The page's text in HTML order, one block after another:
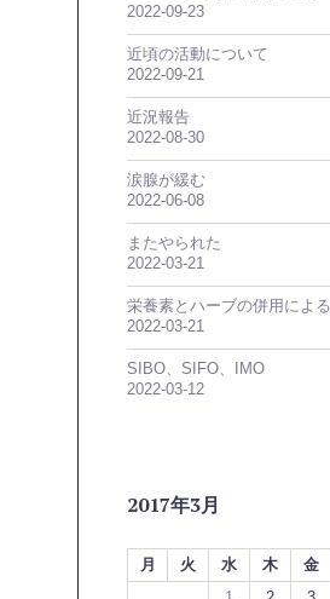
2022-09-23
近頃の活動について
2022-09-21
近況報告
2022-08-30
涙腺が緩む
2022-06-08
またやられた
2022-03-21
栄養素とハーブの併用によ
2022-03-21
SIBO、SIFO、IMO
2022-03-12
2017年3月
月 火 水 木 金